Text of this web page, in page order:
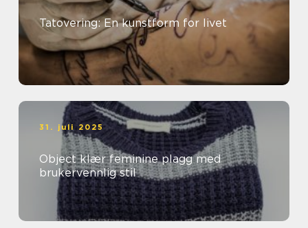
Tatovering: En kunstform for livet
31. juli 2025
Object klær feminine plagg med
brukervennlig stil